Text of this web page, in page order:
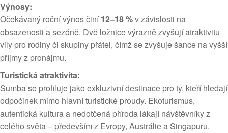
Výnosy:
Očekávaný roční výnos činí12–18 %v závislosti na
obsazenosti a sezóně. Dvě ložnice výrazně zvyšují atraktivitu
vily pro rodiny či skupiny přátel, čímž se zvyšuje šance na vyšší
příjmy z pronájmu.
Turistická atraktivita:
Sumba se profiluje jako exkluzivní destinace pro ty, kteří hledají
odpočinek mimo hlavní turistické proudy. Ekoturismus,
autentická kultura a nedotčená příroda lákají návštěvníky z
celého světa – především z Evropy, Austrálie a Singapuru.